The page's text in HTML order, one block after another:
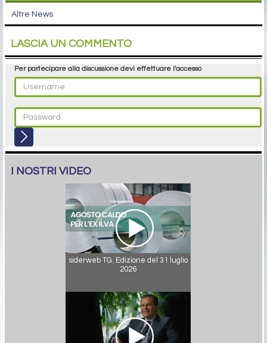
Altre News
LASCIA UN COMMENTO
Per partecipare alla discussione devi effettuare l'accesso
I NOSTRI VIDEO
siderweb TG. Edizione del 31 luglio
2026